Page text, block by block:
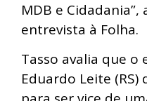
MDB e
entrevista à Folha.
Tasso avalia que o
Eduardo Leite (RS)